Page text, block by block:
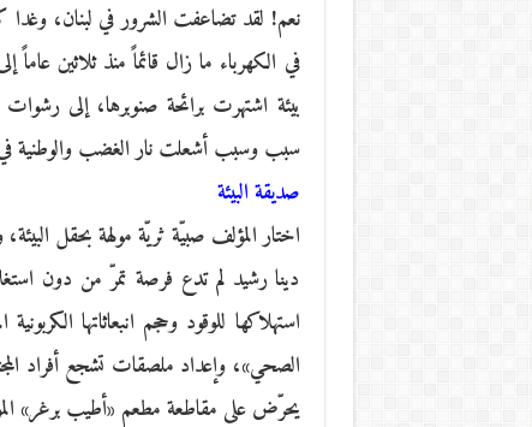
نعم! لقد تضاعفت الشرور في لبنان، وغدا
في الكهرباء ما زال قائماً منذ ثلاثين
بيئة اشتهرت برائحة صنوبرها، إلى
سبب وسبب أشعلت نار الغضب والوطنية
صديقة البيئة
اختار المؤلف صبيّة ثريّة مولهة بحقل
دينا رشيد لم تدع فرصة تمرّ من دون
استهلاكها للوقود وحجم انبعاثاتها
الصحي»، وإعداد ملصقات تشجع أفراد
يحرّض على مقاطعة مطعم «أطيب برغر»